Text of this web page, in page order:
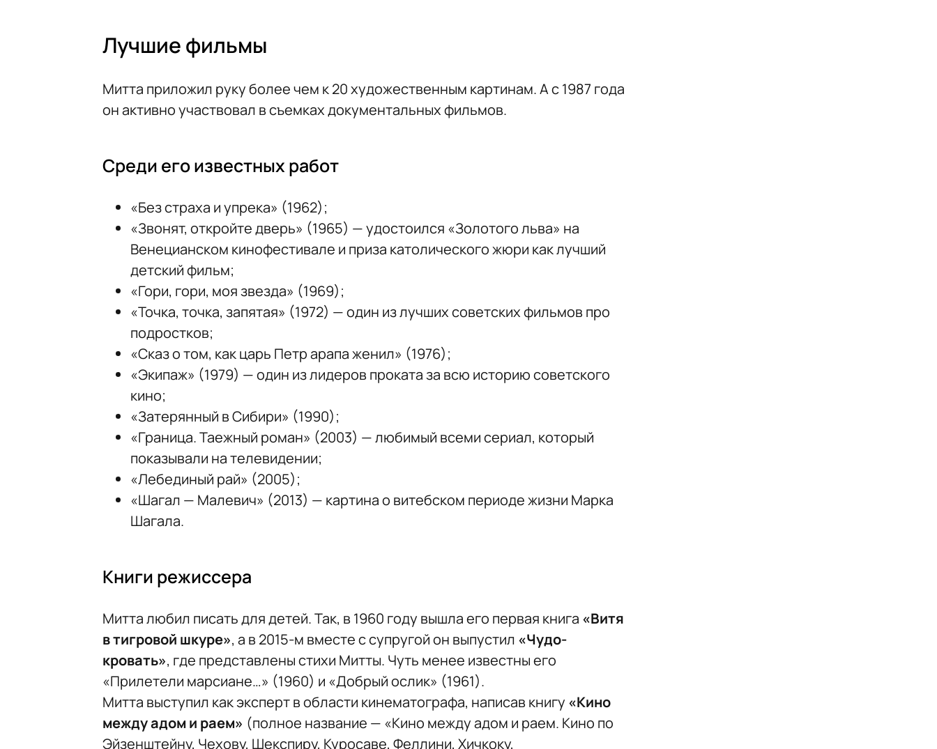
Лучшие фильмы
Митта приложил руку более чем к 20 художественным картинам. А с 1987 года
он активно участвовал в съемках документальных фильмов.
Среди его известных работ
«Без страха и упрека» (1962);
«Звонят, откройте дверь» (1965) — удостоился «Золотого льва» на
Венецианском кинофестивале и приза католического жюри как лучший
детский фильм;
«Гори, гори, моя звезда» (1969);
«Точка, точка, запятая» (1972) — один из лучших советских фильмов про
подростков;
«Сказ о том, как царь Петр арапа женил» (1976);
«Экипаж» (1979) — один из лидеров проката за всю историю советского
кино;
«Затерянный в Сибири» (1990);
«Граница. Таежный роман» (2003) — любимый всеми сериал, который
показывали на телевидении;
«Лебединый рай» (2005);
«Шагал — Малевич» (2013) — картина о витебском периоде жизни Марка
Шагала.
Книги режиссера
Митта любил писать для детей. Так, в 1960 году вышла его первая книга «Витя
в тигровой шкуре», а в 2015-м вместе с супругой он выпустил «Чудо-
кровать», где представлены стихи Митты. Чуть менее известны его
«Прилетели марсиане…» (1960) и «Добрый ослик» (1961).
Митта выступил как эксперт в области кинематографа, написав книгу «Кино
между адом и раем» (полное название — «Кино между адом и раем. Кино по
Эйзенштейну, Чехову, Шекспиру, Куросаве, Феллини, Хичкоку,